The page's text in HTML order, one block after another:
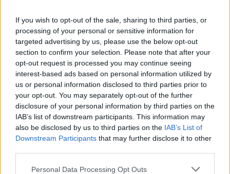
If you wish to opt-out of the sale, sharing to third parties, or
processing of your personal or sensitive information for
targeted advertising by us, please use the below opt-out
section to confirm your selection. Please note that after your
opt-out request is processed you may continue seeing
interest-based ads based on personal information utilized by
us or personal information disclosed to third parties prior to
your opt-out. You may separately opt-out of the further
disclosure of your personal information by third parties on the
IAB’s list of downstream participants. This information may
also be disclosed by us to third parties on the IAB’s List of
Downstream Participants that may further disclose it to other
Please note that this website/app uses one or more Google
Personal Data Processing Opt Outs
A kávészínű bőrű, elálló fülű, zöld szemű,
langaléta énekes a színpadon feltűnő
külsejét színes ruhákkal, virágos ingekkel,
térdzoknival hangsúlyozza ki, s hol egy
részeges alak, hol egy elhagyott nő, hol egy
gyáva fickó bőrébe bújva adja elő számait. Az
általa írt dalszövegek olyan súlyos témákról
szólnak, mint az apahiány vagy a rák,
amelyekről mindig fanyar humorral, de soha
nem cinikusan énekel. Mindehhez meglepő
módon igazi tánczenét komponál, amely az